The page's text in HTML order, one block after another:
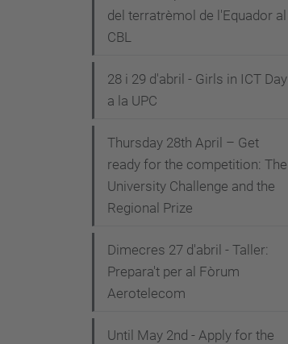
del terratrèmol de l'Equador al
CBL
28 i 29 d'abril - Girls in ICT Day
a la UPC
Thursday 28th April – Get
ready for the competition: The
University Challenge and the
Regional Prize
Dimecres 27 d'abril - Taller:
Prepara't per al Fòrum
Aerotelecom
Until May 2nd - Apply for the